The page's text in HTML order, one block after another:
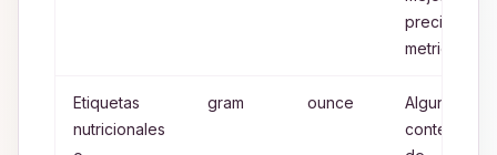
precision
metrica
Etiquetas
nutricionales
gram ounce
Algunos
contextos